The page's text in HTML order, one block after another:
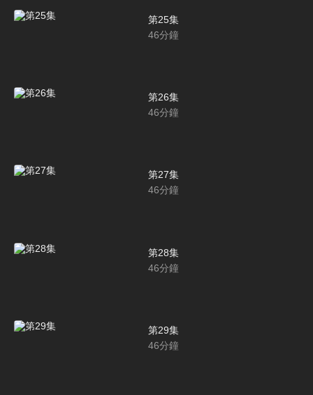
第25集
46分鐘
第26集
46分鐘
第27集
46分鐘
第28集
46分鐘
第29集
46分鐘